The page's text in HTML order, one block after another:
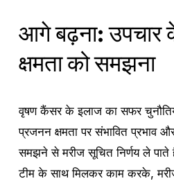
आगे बढ़ना: उपचार
क्षमता को समझना
वृषण कैंसर के इलाज का सफर
प्रजनन क्षमता पर संभावित प्रभाव
समझने से मरीज सूचित निर्णय ले पाते
टीम के साथ मिलकर काम करके,